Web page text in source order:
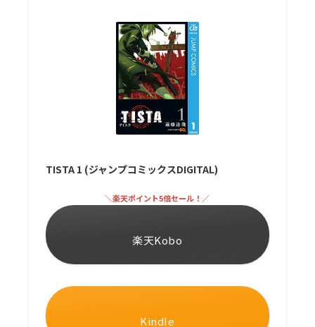
TISTA 1 (ジャンプコミックスDIGITAL)
Kindle
＼楽天ポイント5倍セール！／
楽天Kobo